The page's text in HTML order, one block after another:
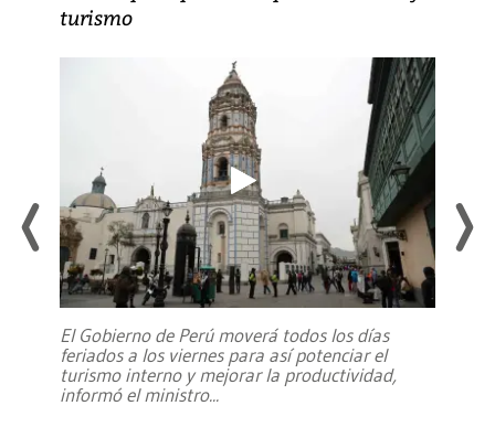
turismo
El Gobierno de Perú moverá todos los días
feriados a los viernes para así potenciar el
turismo interno y mejorar la productividad,
informó el ministro...